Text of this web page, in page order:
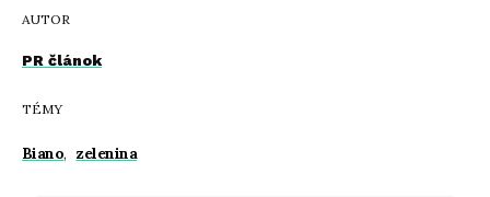
AUTOR
PR článok
TÉMY
Biano, zelenina